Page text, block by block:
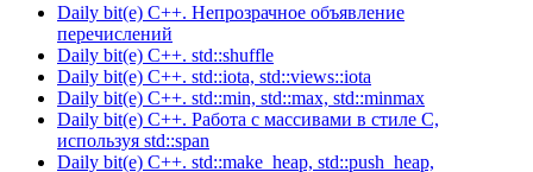
Daily bit(e) C++. Непрозрачное объявление
перечислений
Daily bit(e) C++. std::shuffle
Daily bit(e) C++. std::iota, std::views::iota
Daily bit(e) C++. std::min, std::max, std::minmax
Daily bit(e) C++. Работа с массивами в стиле C,
используя std::span
Daily bit(e) C++. std::make_heap, std::push_heap,